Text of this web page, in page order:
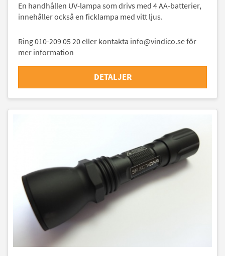
En handhållen UV-lampa som drivs med 4 AA-batterier,
innehåller också en ficklampa med vitt ljus.
Ring 010-209 05 20 eller kontakta info@vindico.se för
mer information
DETALJER